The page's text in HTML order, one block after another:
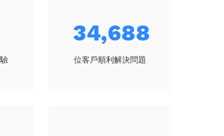
42,019
位客戶順利解決問題